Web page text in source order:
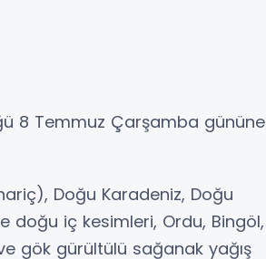
8 Temmuz Çarşamba gününe
Doğu Karadeniz, Doğu
doğu iç kesimleri, Ordu, Bingöl,
gök gürültülü sağanak yağış